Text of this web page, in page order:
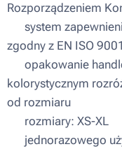
Rozporządzeniem
▪ system
zgodny z EN ISO
▪ opakowanie
kolorystycznym
od rozmiaru
▪ rozmiary: XS-XL
▪ jednorazowego